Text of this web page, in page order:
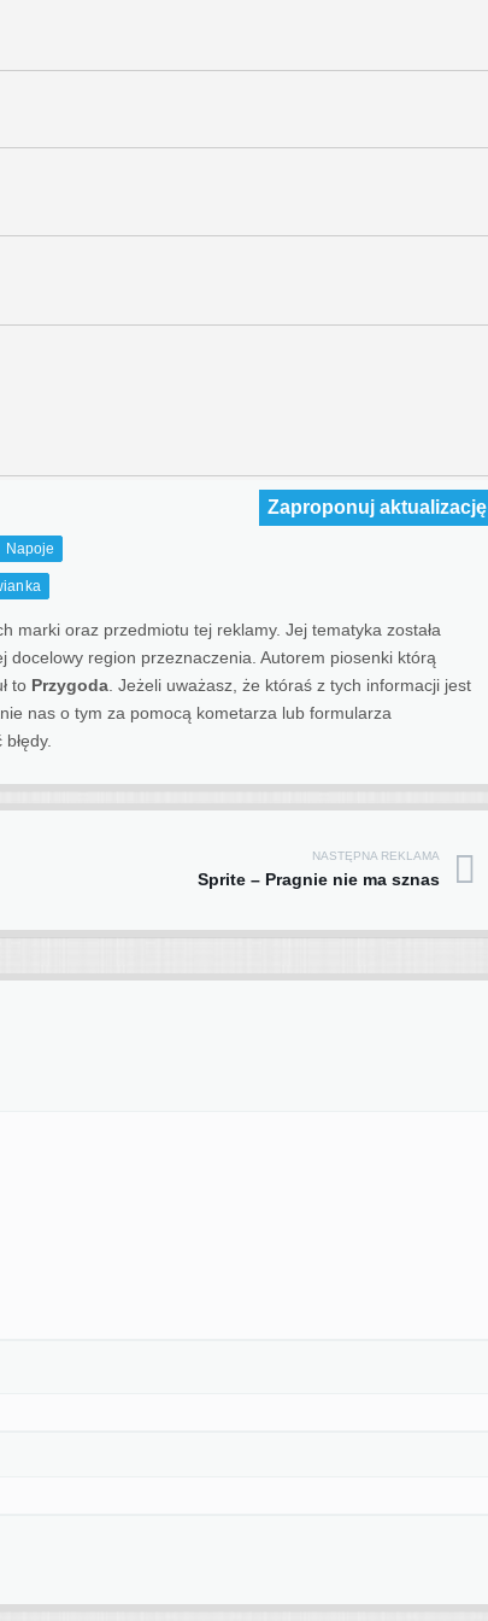
Zaproponuj aktualizację
Napoje
marki oraz przedmiotu tej reklamy. Jej tematyka została
docelowy region przeznaczenia.Autorem piosenki którą
to Przygoda . Jeżeli uważasz, że któraś z tych informacji jest
nas o tym za pomocą kometarza lub formularza
NASTĘPNA REKLAMA
Sprite – Pragnie nie ma sznas